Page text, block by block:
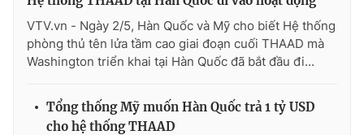
VTV.vn - Ngày 2/5, Hàn Quốc và Mỹ cho biết Hệ thống
phòng thủ tên lửa tầm cao giai đoạn cuối THAAD mà
Washington triển khai tại Hàn Quốc đã bắt đầu đi...
Tổng thống Mỹ muốn Hàn Quốc trả 1 tỷ USD
cho hệ thống THAAD